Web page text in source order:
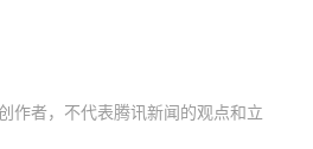
作者，不代表腾讯新闻的观点和立